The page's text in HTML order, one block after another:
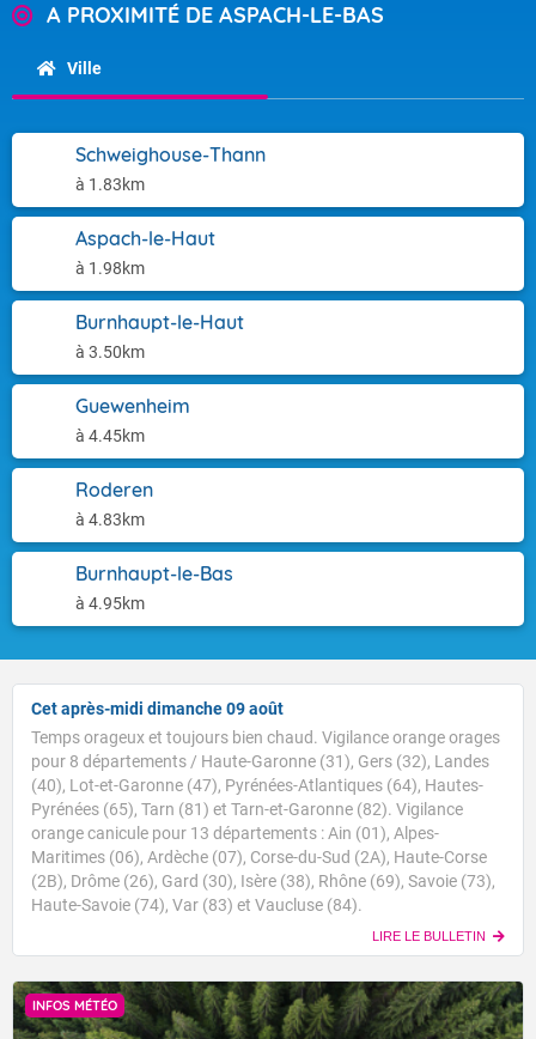
A PROXIMITÉ DE ASPACH-LE-BAS
Ville
Schweighouse-Thann
à 1.83km
Aspach-le-Haut
à 1.98km
Burnhaupt-le-Haut
à 3.50km
Guewenheim
à 4.45km
Roderen
à 4.83km
Burnhaupt-le-Bas
à 4.95km
Cet après-midi dimanche 09 août
Temps orageux et toujours bien chaud. Vigilance orange orages
pour 8 départements / Haute-Garonne (31), Gers (32), Landes
(40), Lot-et-Garonne (47), Pyrénées-Atlantiques (64), Hautes-
Pyrénées (65), Tarn (81) et Tarn-et-Garonne (82). Vigilance
orange canicule pour 13 départements : Ain (01), Alpes-
Maritimes (06), Ardèche (07), Corse-du-Sud (2A), Haute-Corse
(2B), Drôme (26), Gard (30), Isère (38), Rhône (69), Savoie (73),
Haute-Savoie (74), Var (83) et Vaucluse (84).
LIRE LE BULLETIN
INFOS MÉTÉO